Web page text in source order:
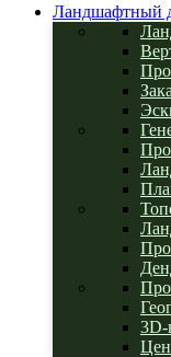
Ландшафтный
3D-